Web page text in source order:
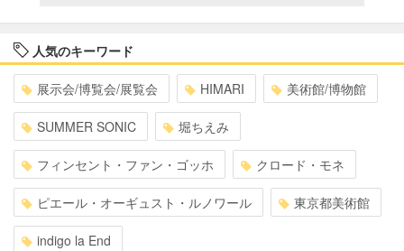
人気のキーワード
展示会/博覧会/展覧会 HIMARI 美術館/博物館
SUMMER SONIC 堀ちえみ
フィンセント・ファン・ゴッホ クロード・モネ
ピエール・オーギュスト・ルノワール 東京都美術館
indigo la End